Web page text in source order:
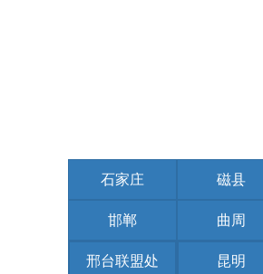
邢台联盟处 昆明
邯郸 曲周
石家庄 磁县